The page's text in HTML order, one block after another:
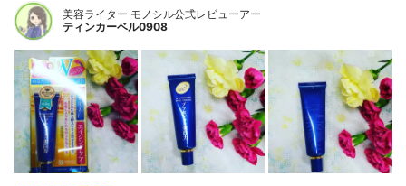
美容ライター モノシル公式レビューアー
ティンカーベル0908